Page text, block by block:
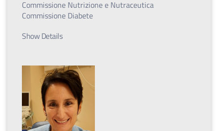
Commissione Nutrizione e Nutraceutica
Commissione Diabete
Show Details